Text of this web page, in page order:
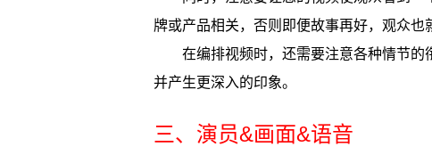
牌或产品相关，否则即便故事再好，观众也
在编排视频时，还需要注意各种情节
并产生更深入的印象。
三、演员&画面&语音